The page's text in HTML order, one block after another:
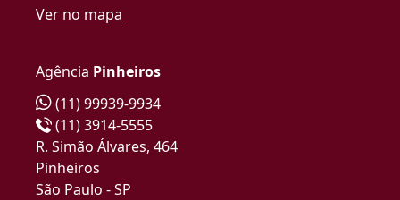
Ver no mapa
Agência Pinheiros
(11) 99939-9934
(11) 3914-5555
R. Simão Álvares, 464
Pinheiros
São Paulo - SP